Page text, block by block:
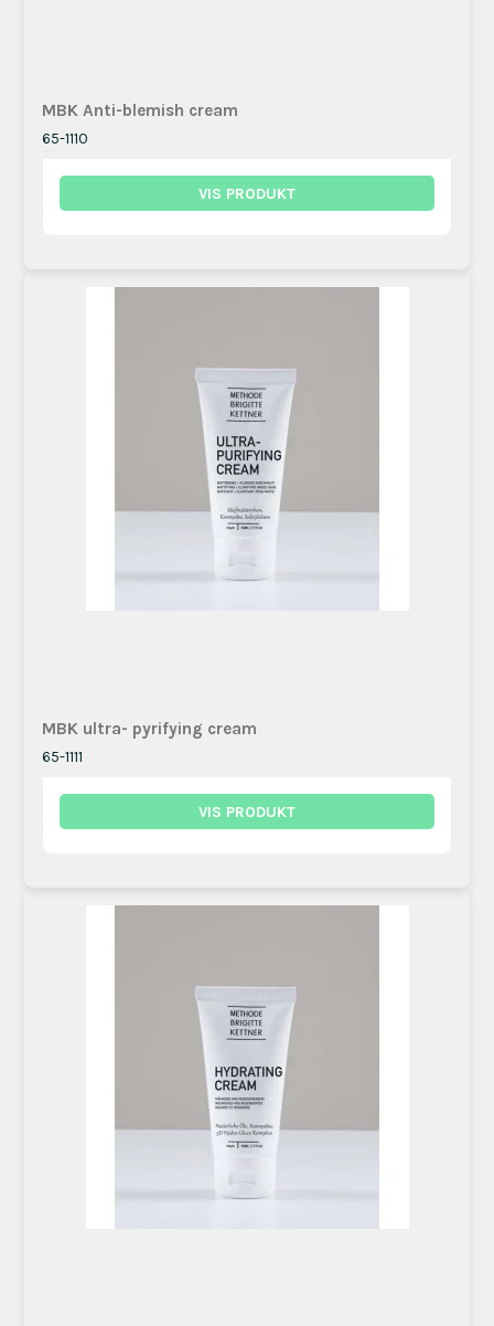
MBK Anti-blemish cream
65-1110
VIS PRODUKT
MBK ultra- pyrifying cream
65-1111
VIS PRODUKT